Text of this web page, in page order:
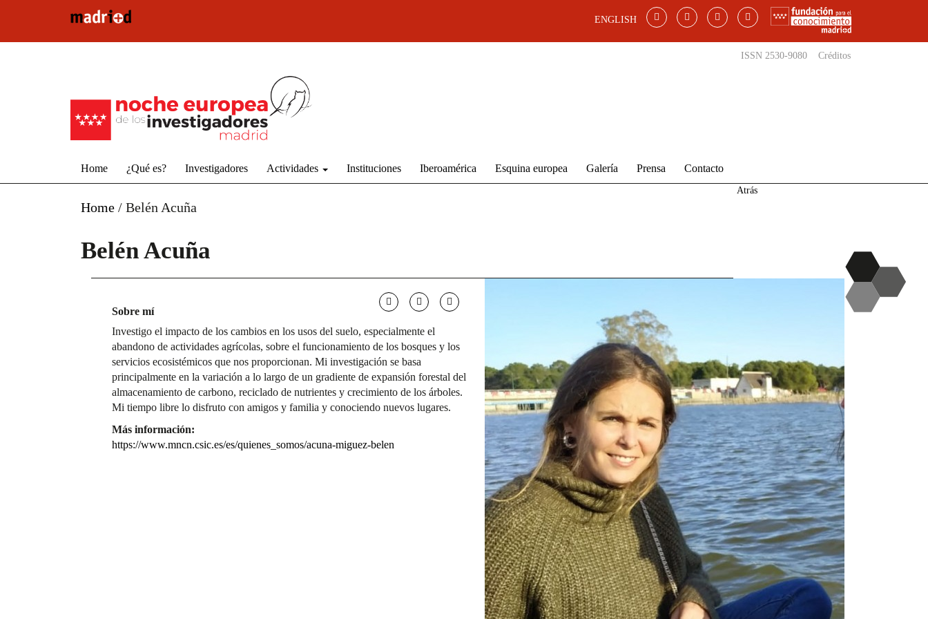
ENGLISH
ISSN 2530-9080 Créditos
Home ¿Qué es? Investigadores Actividades Instituciones Iberoamérica Esquina europea Galería Prensa Contacto
Home / Belén Acuña
Atrás
Belén Acuña
Sobre mí
Investigo el impacto de los cambios en los usos del suelo, especialmente el
abandono de actividades agrícolas, sobre el funcionamiento de los bosques y los
servicios ecosistémicos que nos proporcionan. Mi investigación se basa
principalmente en la variación a lo largo de un gradiente de expansión forestal del
almacenamiento de carbono, reciclado de nutrientes y crecimiento de los árboles.
Mi tiempo libre lo disfruto con amigos y familia y conociendo nuevos lugares.
Más información:
https://www.mncn.csic.es/es/quienes_somos/acuna-miguez-belen